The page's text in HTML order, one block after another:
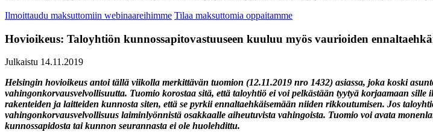
Ilmoittaudu maksuttomiin webinaareihimme Tilaa maksuttomia oppaitamme
Hovioikeus: Taloyhtiön kunnossapitovastuuseen kuuluu myös vaurioiden
Julkaistu 14.11.2019
Helsingin hovioikeus antoi tällä viikolla merkittävän tuomion (12.11.2019 nro 1432) asiassa, joka koski
vahingonkorvausvelvollisuutta. Tuomio korostaa sitä, että taloyhtiö ei voi pelkästään tyytyä korjaamaan
rakenteiden ja laitteiden kunnosta siten, että se pyrkii ennaltaehkäisemään niiden rikkoutumisen. Jos
vahingonkorvausvelvollisuus laiminlyönnistä osakkaalle aiheutuvista vahingoista. Tuomio voi avata
kunnossapidosta tai kunnon seurannasta ei ole huolehdittu.